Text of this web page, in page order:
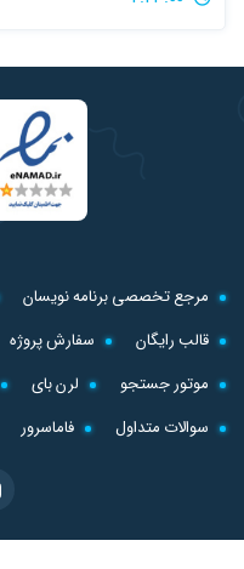
مرجع تخصصی برنامه نویسان
قالب رایگان
سفارش پروژه
موتور جستجو
لرن بای
سوالات متداول
فاماسرور